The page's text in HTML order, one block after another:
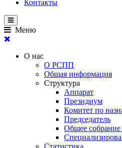
Контакты
Меню
О нас
О РСПП
Общая информация
Структура
Аппарат
Президиум
Комитет по
Председатель
Общее собрание
Статистика